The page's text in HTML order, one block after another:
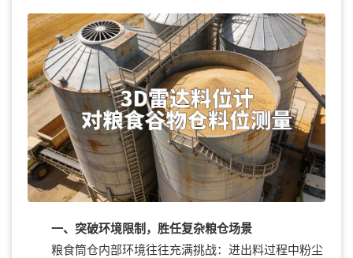
一、突破环境限制，胜任复杂粮仓场景
粮食筒仓内部环境往往充满挑战：进出料过程中粉尘